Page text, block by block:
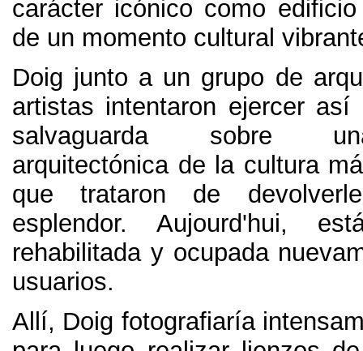
carácter icónico como
de un momento cultural
Doig junto a un grupo de
artistas intentaron ejercer
salvaguarda sobre
arquitectónica de la cultura
que trataron de
esplendor. Aujourd'hui,
rehabilitada y ocupada
usuarios.
Allí, Doig fotografiaría